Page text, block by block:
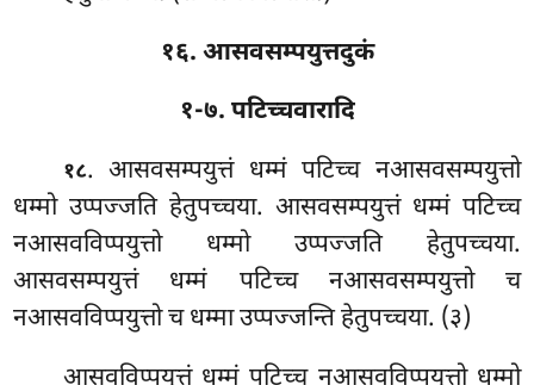
१६. आसवसम्पयुत्तदुकं
१-७. पटिच्चवारादि
१८. आसवसम्पयुत्तं धम्मं पटिच्च नआसवसम्पयुत्तो
धम्मो उप्पज्जति हेतुपच्चया. आसवसम्पयुत्तं धम्मं पटिच्च
नआसवविप्पयुत्तो धम्मो उप्पज्जति हेतुपच्चया.
आसवसम्पयुत्तं धम्मं पटिच्च नआसवसम्पयुत्तो च
नआसवविप्पयुत्तो च धम्मा उप्पज्जन्ति हेतुपच्चया. (३)